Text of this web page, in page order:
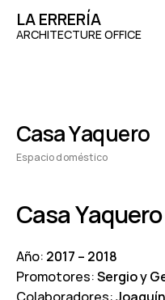
content
LA ERRERÍA
ARCHITECTURE OFFICE
Casa Yaquero
Espacio doméstico
Casa Yaquero
Año: 2017 – 2018
Promotores:Sergio y